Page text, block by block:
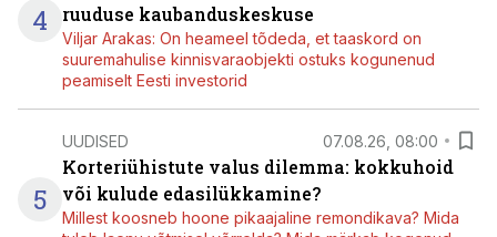
4
ruuduse kaubanduskeskuse
Viljar Arakas: On heameel tõdeda, et taaskord on
suuremahulise kinnisvaraobjekti ostuks kogunenud
peamiselt Eesti investorid
5
UUDISED 07.08.26, 08:00
Korteriühistute valus dilemma: kokkuhoid
või kulude edasilükkamine?
Millest koosneb hoone pikaajaline remondikava? Mida